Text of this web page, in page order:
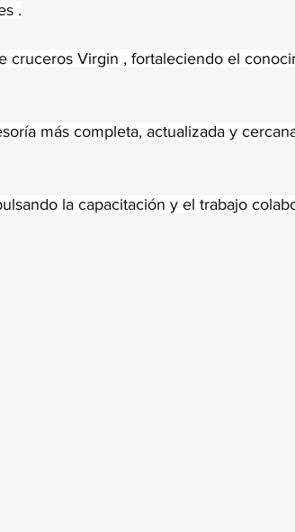
.
cruceros Virgin , fortaleciendo el
más completa, actualizada y
la capacitación y el trabajo